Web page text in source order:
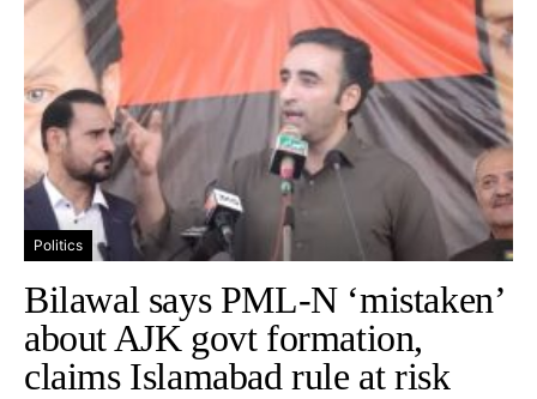
Politics
Bilawal says PML-N ‘mistaken’
about AJK govt formation,
claims Islamabad rule at risk